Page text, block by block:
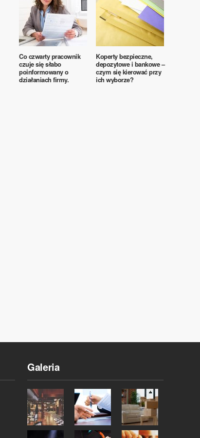
Co czwarty pracownik
czuje się słabo
poinformowany o
działaniach firmy.
Koperty bezpieczne,
depozytowe i bankowe –
czym się kierować przy
ich wyborze?
Galeria